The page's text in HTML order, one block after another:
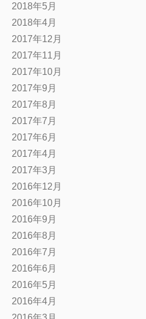
2018年5月
2018年4月
2017年12月
2017年11月
2017年10月
2017年9月
2017年8月
2017年7月
2017年6月
2017年4月
2017年3月
2016年12月
2016年10月
2016年9月
2016年8月
2016年7月
2016年6月
2016年5月
2016年4月